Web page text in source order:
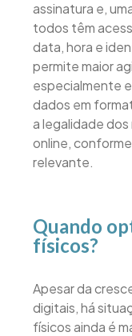
assinatura e,
todos têm
data, hora e
permite maior
especialmente
dados em
a legalidade
online,
relevante.
Quando
físicos?
Apesar da
digitais, há
físicos ainda é